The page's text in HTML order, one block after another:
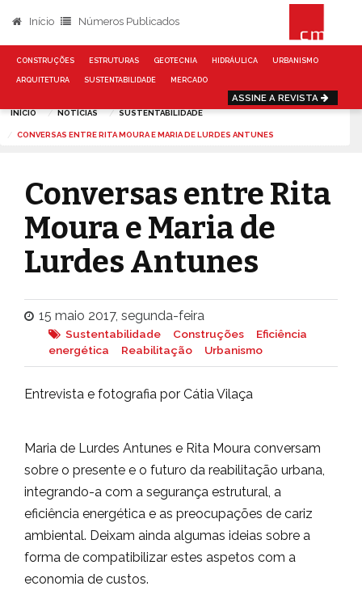
Início Números Publicados
CONSTRUÇÕES ESTRUTURAS GEOTECNIA HIDRÁULICA URBANISMO
ARQUITETURA SUSTENTABILIDADE MERCADO
ASSINE A REVISTA
INÍCIO NOTÍCIAS SUSTENTABILIDADE
CONVERSAS ENTRE RITA MOURA E MARIA DE LURDES ANTUNES
Conversas entre Rita
Moura e Maria de
Lurdes Antunes
15 maio 2017, segunda-feira
Sustentabilidade Construções
Eficiência
energética
Reabilitação Urbanismo
Entrevista e fotografia por Cátia Vilaça
Maria de Lurdes Antunes e Rita Moura conversam
sobre o presente e o futuro da reabilitação urbana,
integrando-a com a segurança estrutural, a
eficiência energética e as preocupações de cariz
ambiental. Deixam ainda algumas ideias sobre a
forma de compatibilizar estes aspetos com a
economia de custos.